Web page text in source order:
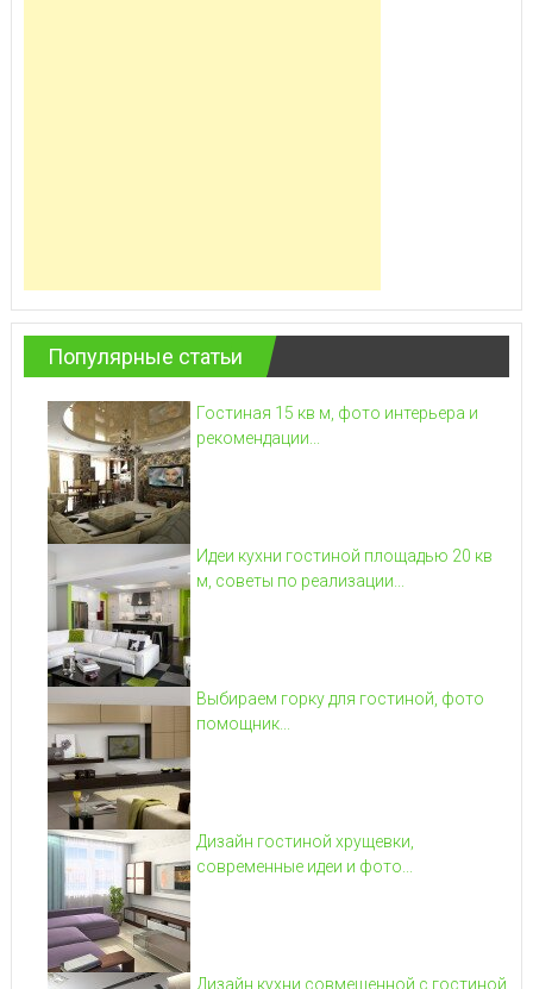
Популярные статьи
Гостиная 15 кв м, фото интерьера и
рекомендации...
Идеи кухни гостиной площадью 20 кв
м, советы по реализации...
Выбираем горку для гостиной, фото
помощник...
Дизайн гостиной хрущевки,
современные идеи и фото...
Дизайн кухни совмещенной с гостиной